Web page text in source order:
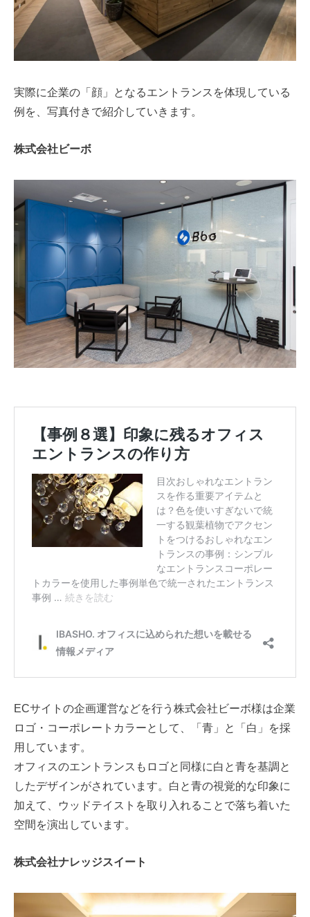
実際に企業の「顔」となるエントランスを体現している
例を、写真付きで紹介していきます。
株式会社ビーボ
ECサイトの企画運営などを行う株式会社ビーボ様は企業
ロゴ・コーポレートカラーとして、「青」と「白」を採
用しています。
オフィスのエントランスもロゴと同様に白と青を基調と
したデザインがされています。白と青の視覚的な印象に
加えて、ウッドテイストを取り入れることで落ち着いた
空間を演出しています。
株式会社ナレッジスイート